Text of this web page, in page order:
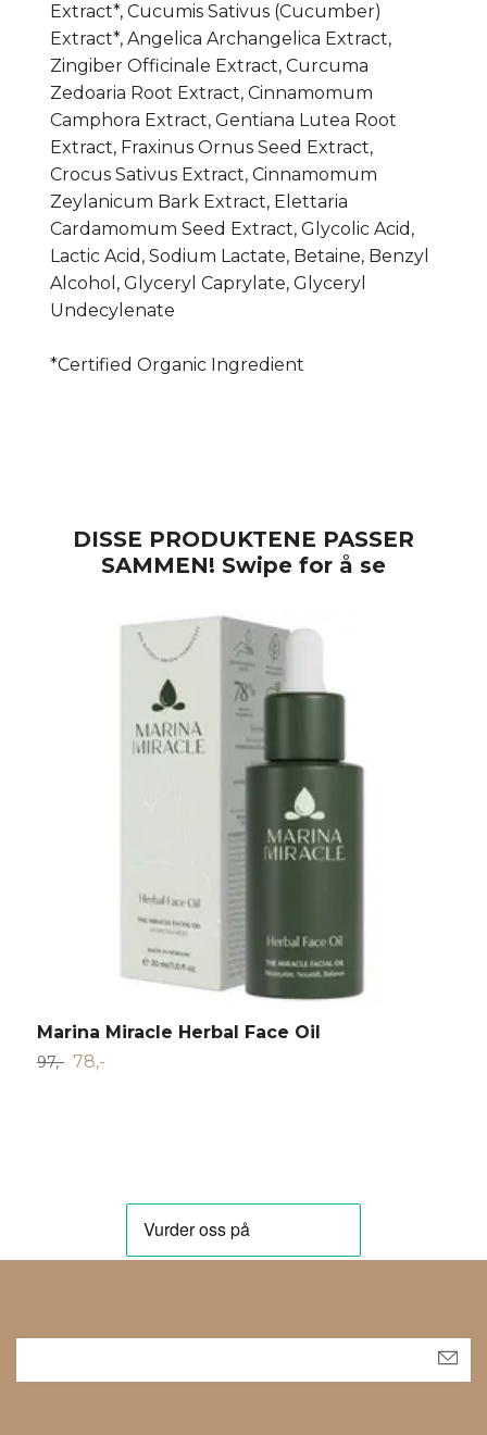
Extract*, Cucumis Sativus (Cucumber)
Extract*, Angelica Archangelica Extract,
Zingiber Officinale Extract, Curcuma
Zedoaria Root Extract, Cinnamomum
Camphora Extract, Gentiana Lutea Root
Extract, Fraxinus Ornus Seed Extract,
Crocus Sativus Extract, Cinnamomum
Zeylanicum Bark Extract, Elettaria
Cardamomum Seed Extract, Glycolic Acid,
Lactic Acid, Sodium Lactate, Betaine, Benzyl
Alcohol, Glyceryl Caprylate, Glyceryl
Undecylenate
*Certified Organic Ingredient
Marina Miracle Herbal Face Oil
97,- 78,-